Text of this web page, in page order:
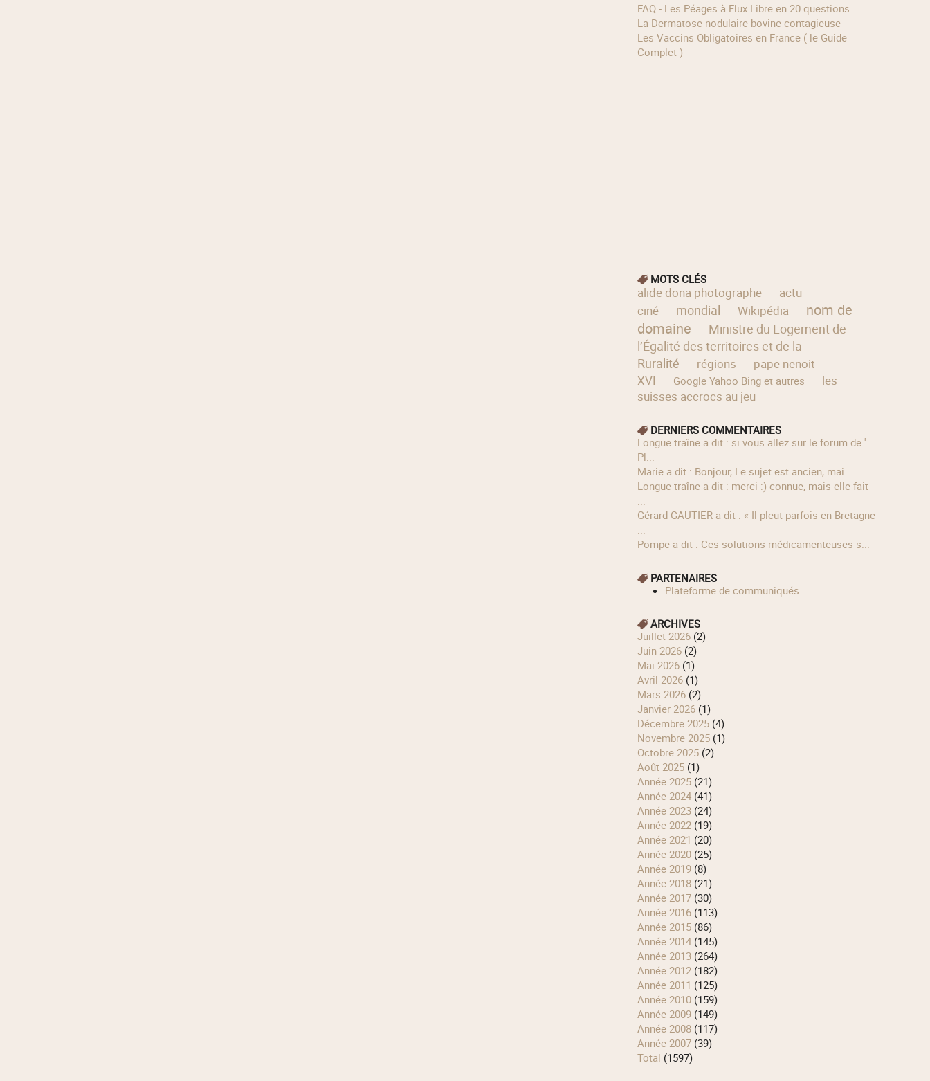
FAQ - Les Péages à Flux Libre en 20 questions
La Dermatose nodulaire bovine contagieuse
Les Vaccins Obligatoires en France ( le Guide
Complet )
MOTS CLÉS
alide dona photographe
actu
ciné
mondial Wikipédia
nom de
domaine
Ministre du Logement de
l’Égalité des territoires et de la
Ruralité
régions
pape nenoit
XVI
Google Yahoo Bing et autres
les
suisses accrocs au jeu
DERNIERS COMMENTAIRES
longue traîne a dit : si vous allez sur le forum de '
Pl...
Marie a dit : Bonjour, Le sujet est ancien, mai...
longue traîne a dit : merci :) connue, mais elle fait
...
Gérard GAUTIER a dit : « Il pleut parfois en Bretagne
...
Pompe a dit : Ces solutions médicamenteuses s...
PARTENAIRES
Plateforme de communiqués
ARCHIVES
juillet 2026(2)
juin 2026(2)
mai 2026(1)
avril 2026(1)
mars 2026(2)
janvier 2026(1)
décembre 2025(4)
novembre 2025(1)
octobre 2025(2)
août 2025(1)
année 2025(21)
année 2024(41)
année 2023(24)
année 2022(19)
année 2021 (20)
année 2020(25)
année 2019(8)
année 2018(21)
année 2017(30)
année 2016(113)
année 2015(86)
année 2014(145)
année 2013(264)
année 2012(182)
année 2011 (125)
année 2010(159)
année 2009(149)
année 2008(117)
année 2007(39)
total (1597)